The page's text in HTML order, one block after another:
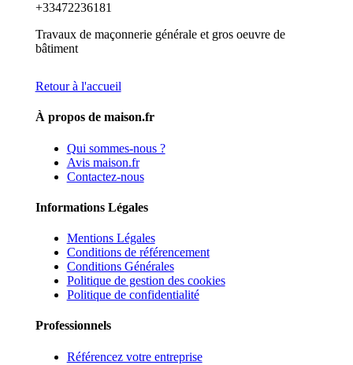
+33472236181
Travaux de maçonnerie générale et gros oeuvre de
bâtiment
Retour à l'accueil
À propos de maison.fr
Qui sommes-nous ?
Avis maison.fr
Contactez-nous
Informations Légales
Mentions Légales
Conditions de référencement
Conditions Générales
Politique de gestion des cookies
Politique de confidentialité
Professionnels
Référencez votre entreprise